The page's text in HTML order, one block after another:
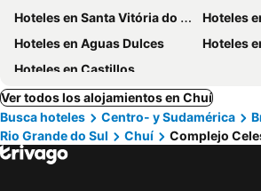
Hoteles en Santa Vitória do Palmar
Hoteles
Hoteles en Aguas Dulces
Hoteles
Hoteles en Castillos
Ver todos los alojamientos en Chuí
Busca hoteles
Centro- y Sudamérica
Rio Grande do Sul
Chuí Complejo